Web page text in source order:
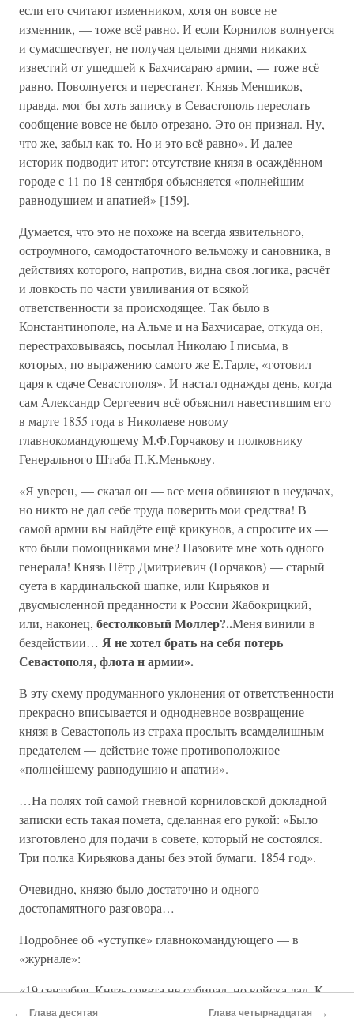
если его считают изменником, хотя он вовсе не
изменник, — тоже всё равно. И если Корнилов волнуется
и сумасшествует, не получая целыми днями никаких
известий от ушедшей к Бахчисараю армии, — тоже всё
равно. Поволнуется и перестанет. Князь Меншиков,
правда, мог бы хоть записку в Севастополь переслать —
сообщение вовсе не было отрезано. Это он признал. Ну,
что же, забыл как-то. Но и это всё равно». И далее
историк подводит итог: отсутствие князя в осаждённом
городе с 11 по 18 сентября объясняется «полнейшим
равнодушием и апатией» [159].
Думается, что это не похоже на всегда язвительного,
остроумного, самодостаточного вельможу и сановника, в
действиях которого, напротив, видна своя логика, расчёт
и ловкость по части увиливания от всякой
ответственности за происходящее. Так было в
Константинополе, на Альме и на Бахчисарае, откуда он,
перестраховываясь, посылал Николаю I письма, в
которых, по выражению самого же Е.Тарле, «готовил
царя к сдаче Севастополя». И настал однажды день, когда
сам Александр Сергеевич всё объяснил навестившим его
в марте 1855 года в Николаеве новому
главнокомандующему М.Ф.Горчакову и полковнику
Генерального Штаба П.К.Менькову.
«Я уверен, — сказал он — все меня обвиняют в неудачах,
но никто не дал себе труда поверить мои средства! В
самой армии вы найдёте ещё крикунов, а спросите их —
кто были помощниками мне? Назовите мне хоть одного
генерала! Князь Пётр Дмитриевич (Горчаков) — старый
суета в кардинальской шапке, или Кирьяков и
двусмысленной преданности к России Жабокрицкий,
или, наконец, бестолковый Моллер?..Меня винили в
бездействии… Я не хотел брать на себя потерь
Севастополя, флота н армии».
В эту схему продуманного уклонения от ответственности
прекрасно вписывается и однодневное возвращение
князя в Севастополь из страха прослыть всамделишным
предателем — действие тоже противоположное
«полнейшему равнодушию и апатии».
…На полях той самой гневной корниловской докладной
записки есть такая помета, сделанная его рукой: «Было
изготовлено для подачи в совете, который не состоялся.
Три полка Кирьякова даны без этой бумаги. 1854 год».
Очевидно, князю было достаточно и одного
достопамятного разговора…
Подробнее об «уступке» главнокомандующего — в
«журнале»:
«19 сентября. Князь совета не собирал, но войска дал. К
нам перевезли три полка 17–й дивизии: Тарутинский,
← Глава десятая Глава четырнадцатая →